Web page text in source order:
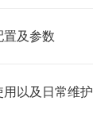
置及参数
以及日常维护